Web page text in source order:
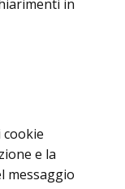
in
e la
messaggio